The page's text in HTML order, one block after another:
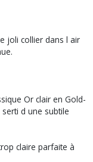
joli collier dans l air
Or clair en Gold-
d une subtile
claire parfaite à